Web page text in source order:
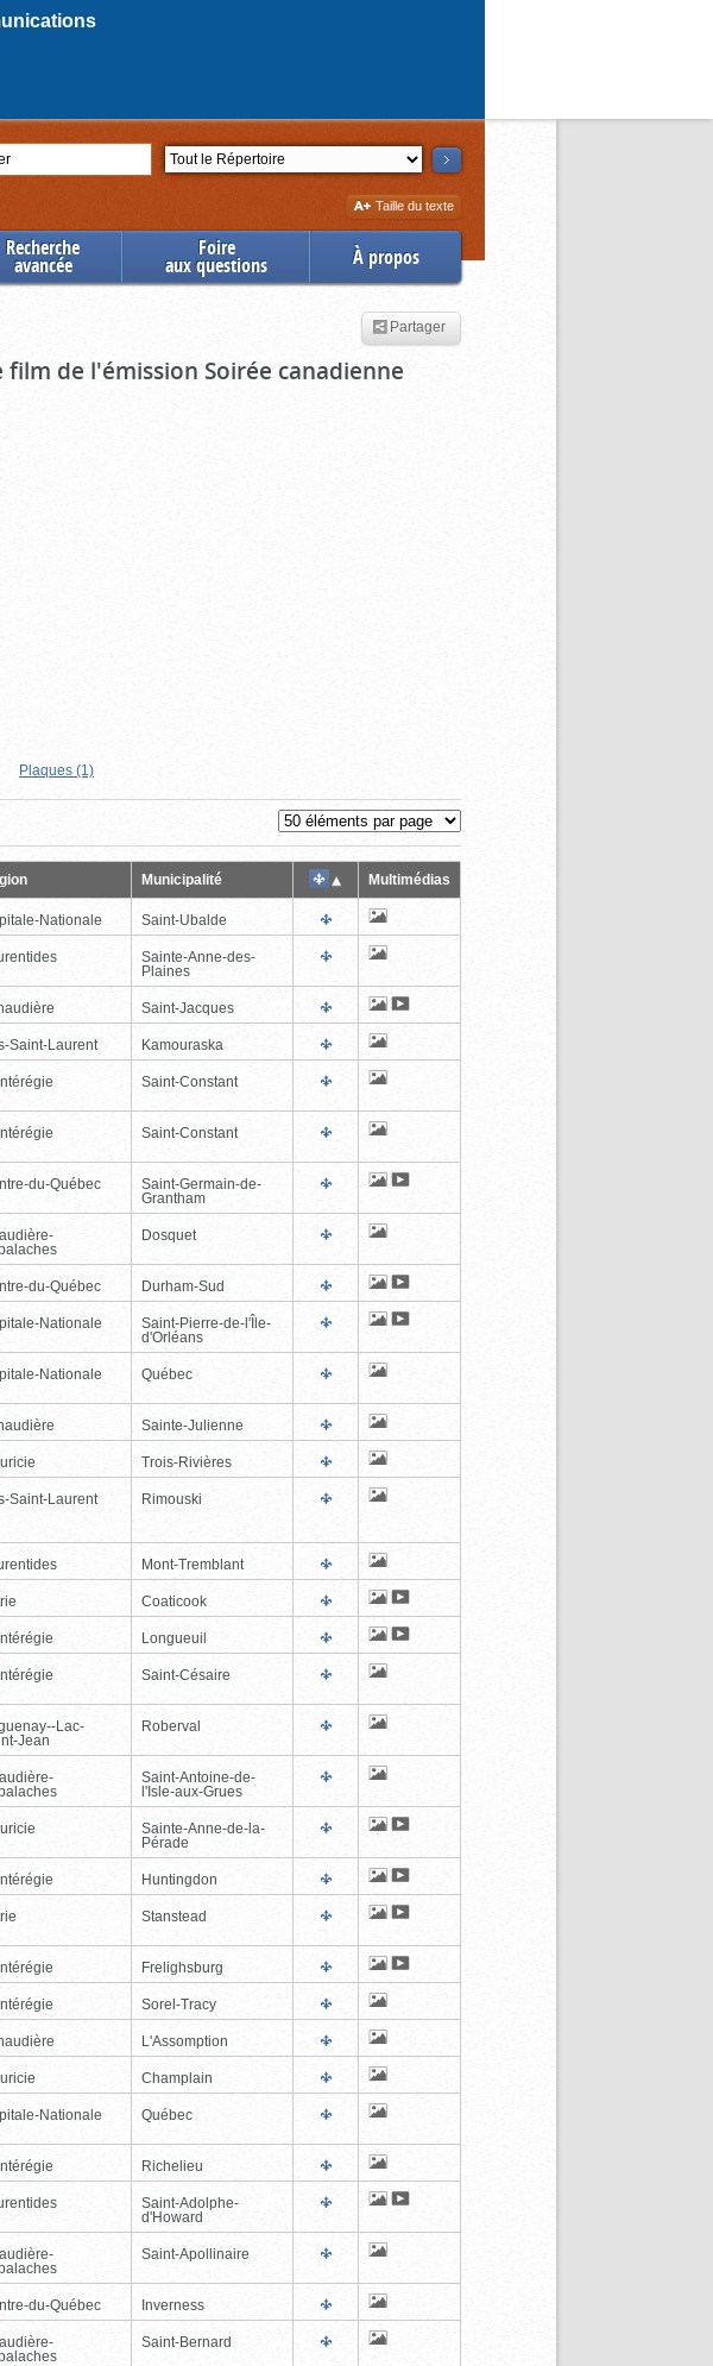
Section
Augmenter
la
Taille du texte
Recherche
avancée
Foire
aux questions À propos
Partager
de l'émission Soirée canadienne
Plaques (1)
Municipalité Multimédias
Nationale Saint-Ubalde
Sainte-Anne-des-
Plaines
Saint-Jacques
Saint-Laurent Kamouraska
Saint-Constant
Saint-Constant
du-Québec
Saint-Germain-de-
Grantham
Dosquet
du-Québec Durham-Sud
Nationale
Saint-Pierre-de-l'Île-
d'Orléans
Nationale Québec
Sainte-Julienne
Trois-Rivières
Saint-Laurent Rimouski
Mont-Tremblant
Coaticook
Longueuil
Saint-Césaire
Lac-
Jean
Roberval
Saint-Antoine-de-
l'Isle-aux-Grues
Sainte-Anne-de-la-
Pérade
Huntingdon
Stanstead
Frelighsburg
Sorel-Tracy
L'Assomption
Champlain
Nationale Québec
Richelieu
Saint-Adolphe-
d'Howard
Saint-Apollinaire
du-Québec Inverness
Saint-Bernard